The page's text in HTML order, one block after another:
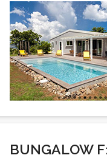
Numéros d'urgence
SANTÉ
Annuaire santé
BUNGALOW